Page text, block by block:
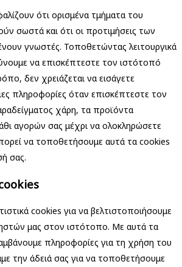
ότι ορισμένα τμήματα του
σωστά και ότι οι προτιμήσεις των
γνωστές. Τοποθετώντας λειτουργικά
να επισκέπτεστε τον ιστότοπό
δεν χρειάζεται να εισάγετε
πληροφορίες όταν επισκέπτεστε τον
χάρη, τα προϊόντα
αγορών σας μέχρι να ολοκληρώσετε
να τοποθετήσουμε αυτά τα cookies
σας.
cookies για να βελτιστοποιήσουμε
μας στον ιστότοπο. Με αυτά τα
πληροφορίες για τη χρήση του
την άδειά σας για να τοποθετήσουμε